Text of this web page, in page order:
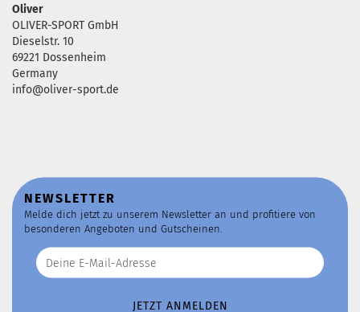
Oliver
OLIVER-SPORT GmbH
Dieselstr. 10
69221 Dossenheim
Germany
info@oliver-sport.de
NEWSLETTER
Melde dich jetzt zu unserem Newsletter an und profitiere von
besonderen Angeboten und Gutscheinen.